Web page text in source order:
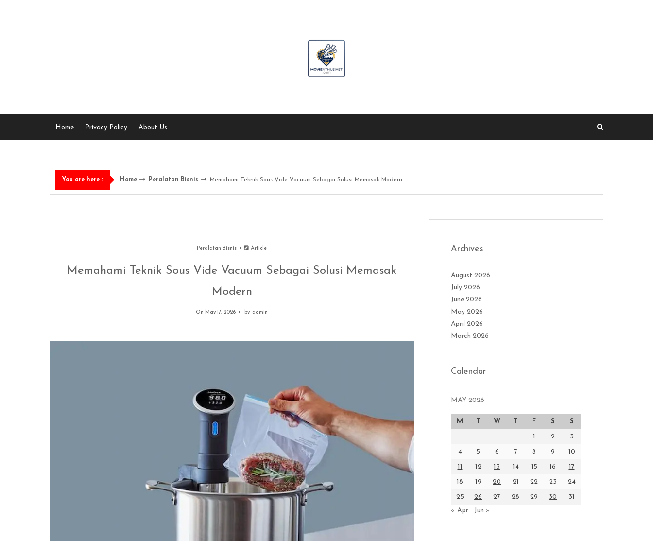
Home Privacy Policy About Us
You are here : Home Peralatan Bisnis Memahami Teknik Sous Vide Vacuum Sebagai Solusi Memasak Modern
Peralatan Bisnis Article
Memahami Teknik Sous Vide Vacuum Sebagai Solusi Memasak
Modern
On May 17, 2026 by admin
Archives
August 2026
July 2026
June 2026
May 2026
April 2026
March 2026
Calendar
MAY 2026
M T W T F S S
1 2 3
4 5 6 7 8 9 10
11 12 13 14 15 16 17
18 19 20 21 22 23 24
25 26 27 28 29 30
31
« Apr
Jun »